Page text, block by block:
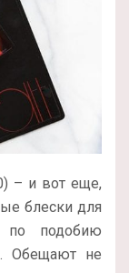
– и вот еще,
блески для
подобию
Обещают не